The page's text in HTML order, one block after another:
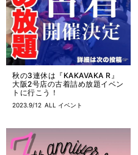
秋の3連休は『KAKAVAKA R』
大阪2号店の古着詰め放題イベン
トに行こう！
2023.9/12 ALL イベント